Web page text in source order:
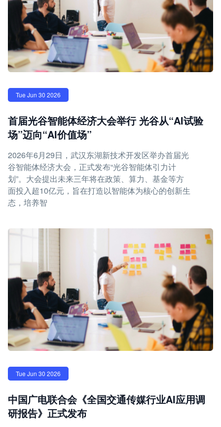
Tue Jun 30 2026
首届光谷智能体经济大会举行 光谷从“AI试验
场”迈向“AI价值场”
2026年6月29日，武汉东湖新技术开发区举办首届光
谷智能体经济大会，正式发布“光谷智能体引力计
划”。大会提出未来三年将在政策、算力、基金等方
面投入超10亿元，旨在打造以智能体为核心的创新生
态，培养智
Tue Jun 30 2026
中国广电联合会《全国交通传媒行业AI应用调
研报告》正式发布